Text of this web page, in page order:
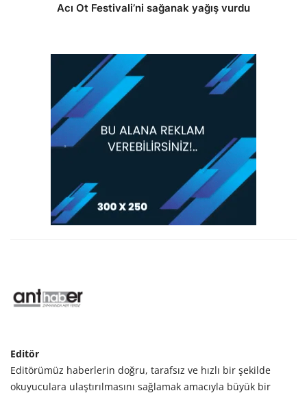
Acı Ot Festivali’ni sağanak yağış vurdu
Editör
Editörümüz haberlerin doğru, tarafsız ve hızlı bir şekilde
okuyuculara ulaştırılmasını sağlamak amacıyla büyük bir